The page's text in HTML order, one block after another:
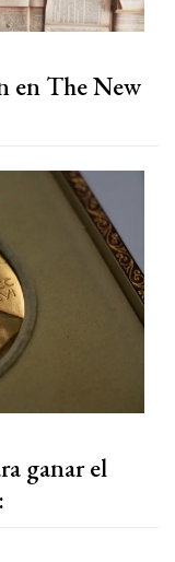
en The New
ganar el